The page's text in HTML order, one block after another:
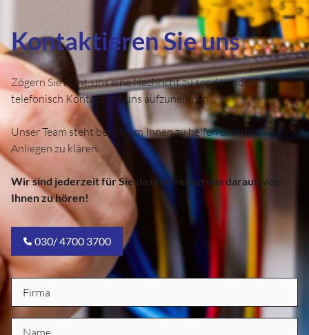
Kontaktieren Sie uns
Zögern Sie nicht, uns eine Nachricht zu senden oder
telefonisch Kontakt mit uns aufzunehmen.
Unser Team steht bereit, um Ihnen zu helfen und Ihre
Anliegen zu klären.
Wir sind jederzeit für Sie da und freuen uns darauf, von
Ihnen zu hören!
030/ 4700 3700